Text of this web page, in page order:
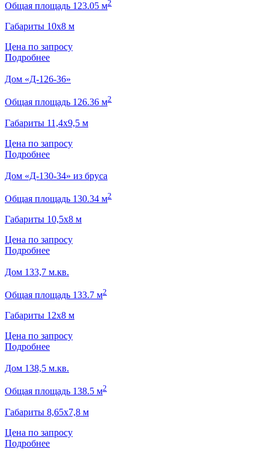
Общая площадь 123.05 м2
Габариты 10х8 м
Цена по запросу
Подробнее
Дом «Д-126-36»
Общая площадь 126.36 м2
Габариты 11,4х9,5 м
Цена по запросу
Подробнее
Дом «Д-130-34» из бруса
Общая площадь 130.34 м2
Габариты 10,5х8 м
Цена по запросу
Подробнее
Дом 133,7 м.кв.
Общая площадь 133.7 м2
Габариты 12х8 м
Цена по запросу
Подробнее
Дом 138,5 м.кв.
Общая площадь 138.5 м2
Габариты 8,65х7,8 м
Цена по запросу
Подробнее